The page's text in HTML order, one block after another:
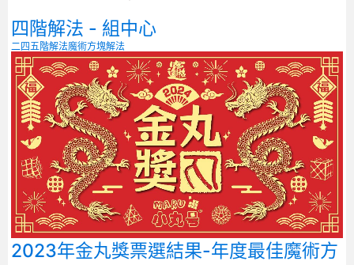
四階解法 - 組中心
二四五階解法魔術方塊解法
2023年金丸獎票選結果-年度最佳魔術方